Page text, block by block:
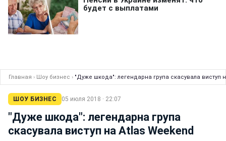
Главная › Шоу бизнес › "Дуже шкода": легендарна група скасувала виступ
ШОУ БИЗНЕС 05 июля 2018 · 22:07
"Дуже шкода": легендарна група
скасувала виступ на Atlas Weekend